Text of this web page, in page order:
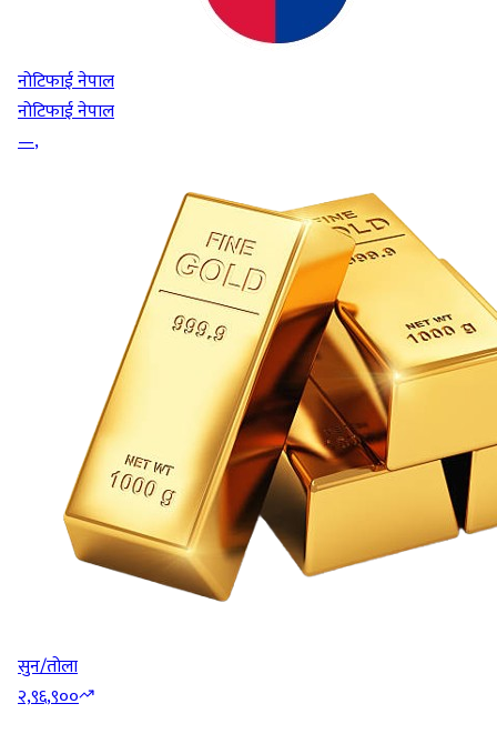
नोटिफाई नेपाल
नोटिफाई नेपाल
—,
सुन/तोला
२,९६,९००